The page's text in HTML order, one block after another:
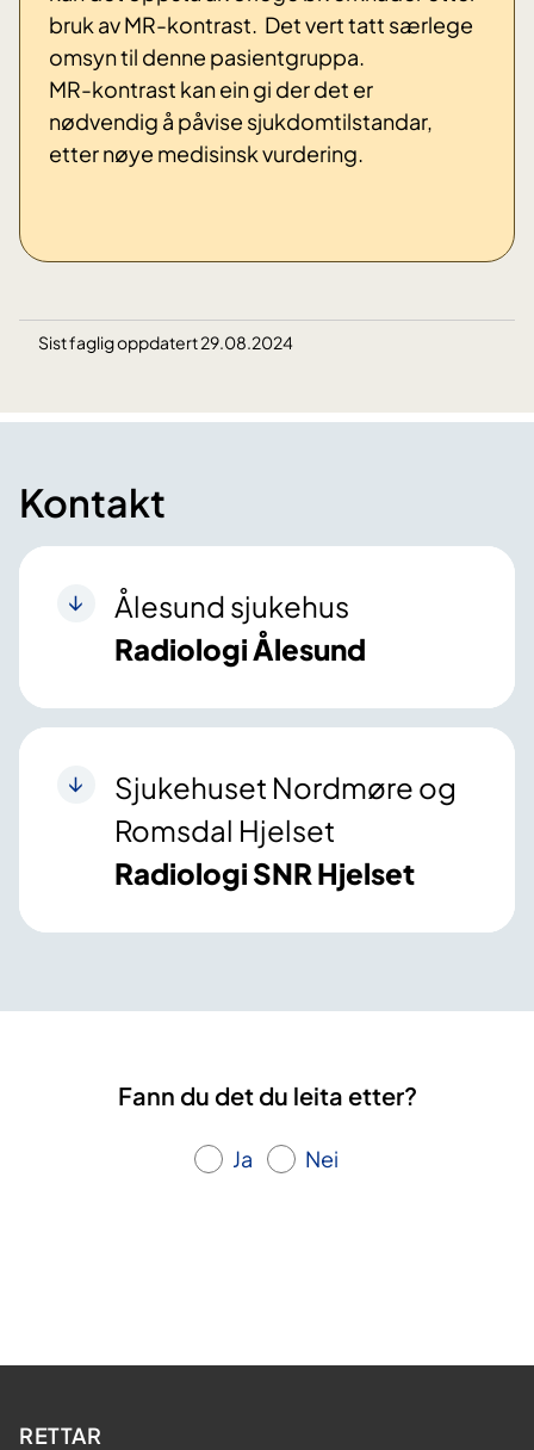
bruk av MR-kontrast. Det vert tatt særlege
omsyn til denne pasientgruppa.
MR-kontrast kan ein gi der det er
nødvendig å påvise sjukdomtilstandar,
etter nøye medisinsk vurdering.
Sist faglig oppdatert 29.08.2024
Kontakt
Ålesund sjukehus
Radiologi Ålesund
Sjukehuset Nordmøre og
Romsdal Hjelset
Radiologi SNR Hjelset
Fann du det du leita etter?
Ja Nei
RETTAR